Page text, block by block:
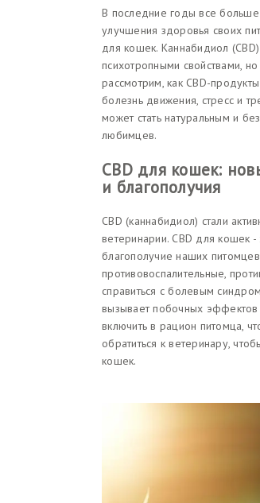
В последние годы все
улучшения здоровья своих
для кошек. Каннабидиол
психотропными свойствами,
рассмотрим, как CBD-
болезнь движения, стресс и
может стать натуральным и
любимцев.
CBD для кошек:
и благополучия
CBD (каннабидиол) стали
ветеринарии. CBD для кошек
благополучие наших
противовоспалительные,
справиться с болевым
вызывает побочных эффектов
включить в рацион питомца,
обратиться к ветеринару,
кошек.